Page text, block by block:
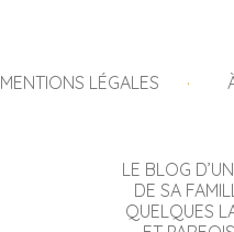
MENTIONS LÉGALES
LE BLOG
DE SA
QUELQUES